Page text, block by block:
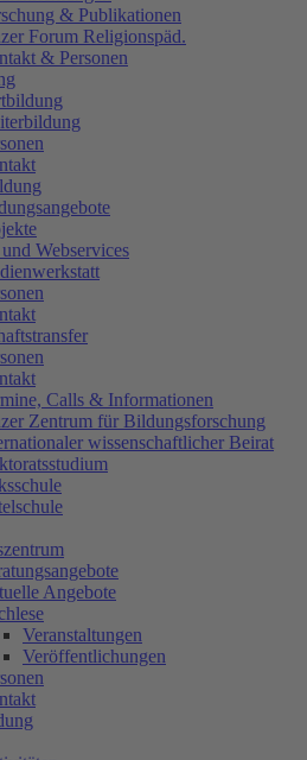
& Publikationen
Forum Religionspäd.
& Personen
Webservices
Calls & Informationen
Zentrum für Bildungsforschung
wissenschaftlicher Beirat
Angebote
Veranstaltungen
Veröffentlichungen